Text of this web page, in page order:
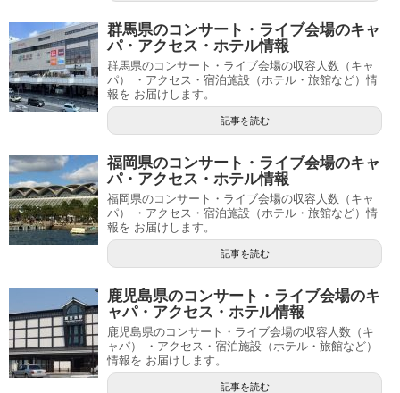
群馬県のコンサート・ライブ会場のキャ
パ・アクセス・ホテル情報
群馬県のコンサート・ライブ会場の収容人数（キャ
パ） ・アクセス・宿泊施設（ホテル・旅館など）情
報を お届けします。
記事を読む
福岡県のコンサート・ライブ会場のキャ
パ・アクセス・ホテル情報
福岡県のコンサート・ライブ会場の収容人数（キャ
パ） ・アクセス・宿泊施設（ホテル・旅館など）情
報を お届けします。
記事を読む
鹿児島県のコンサート・ライブ会場のキ
ャパ・アクセス・ホテル情報
鹿児島県のコンサート・ライブ会場の収容人数（キ
ャパ） ・アクセス・宿泊施設（ホテル・旅館など）
情報を お届けします。
記事を読む